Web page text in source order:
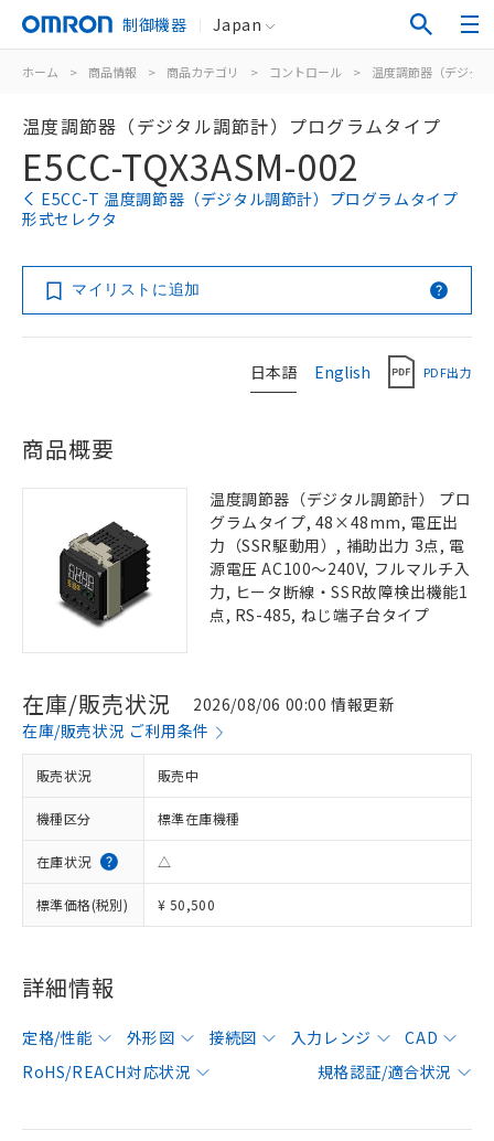
制御機器 Japan
ホーム > 商品情報 > 商品カテゴリ > コントロール > 温度調節器（デジタ
温度調節器（デジタル調節計）プログラムタイプ
E5CC-TQX3ASM-002
E5CC-T 温度調節器（デジタル調節計）プログラムタイプ
形式セレクタ
マイリストに追加
日本語 English PDF出力
商品概要
温度調節器（デジタル調節計） プロ
グラムタイプ, 48×48mm, 電圧出
力（SSR駆動用）, 補助出力 3点, 電
源電圧 AC100～240V, フルマルチ入
力, ヒータ断線・SSR故障検出機能1
点, RS-485, ねじ端子台タイプ
在庫/販売状況
2026/08/06 00:00 情報更新
在庫/販売状況 ご利用条件
販売状況 販売中
機種区分 標準在庫機種
在庫状況 △
標準価格(税別) ¥ 50,500
詳細情報
定格/性能 外形図 接続図 入力レンジ
CAD
RoHS/REACH対応状況
規格認証/適合状況